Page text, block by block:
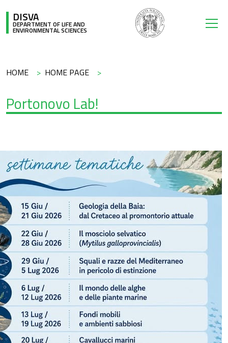
DISVA
DEPARTMENT OF LIFE AND
ENVIRONMENTAL SCIENCES
Breadcrumb
HOME HOME PAGE
Portonovo Lab!